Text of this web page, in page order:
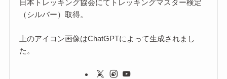
日本トレッキング協会にてトレッキングマスター検定
（シルバー）取得。
上のアイコン画像はChatGPTによって生成されまし
た。